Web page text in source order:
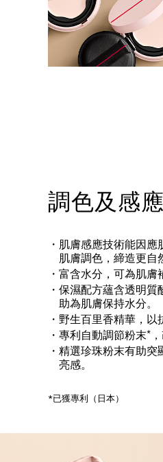
調色及感
肌膚感應技術能因應
肌膚調色，締造更自
富含水分，可為肌膚
保濕配方蘊含透明質
助為肌膚保持水分。
野生百里香精華，以
專利自動調節粉末*
精選珍珠粉末有助突
亮感。
*已獲專利（日本）